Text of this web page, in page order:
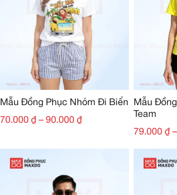
Mẫu Đồng Phục Nhóm Đi Biển
70.000 ₫ – 90.000 ₫
Mẫu
Team
79.000 ₫ –